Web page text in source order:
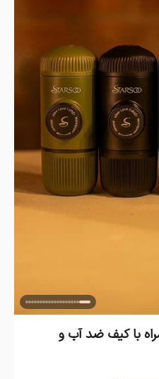
با کیف ضد آب و